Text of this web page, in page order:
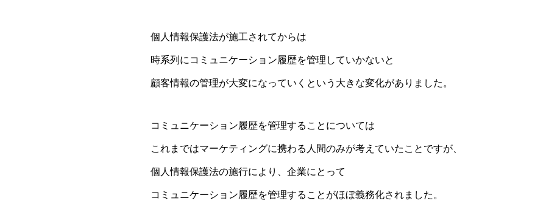
個人情報保護法が施工されてからは
時系列にコミュニケーション履歴を管理していかないと
顧客情報の管理が大変になっていくという大きな変化がありました。
コミュニケーション履歴を管理することについては
これまではマーケティングに携わる人間のみが考えていたことですが、
個人情報保護法の施行により、企業にとって
コミュニケーション履歴を管理することがほぼ義務化されました。